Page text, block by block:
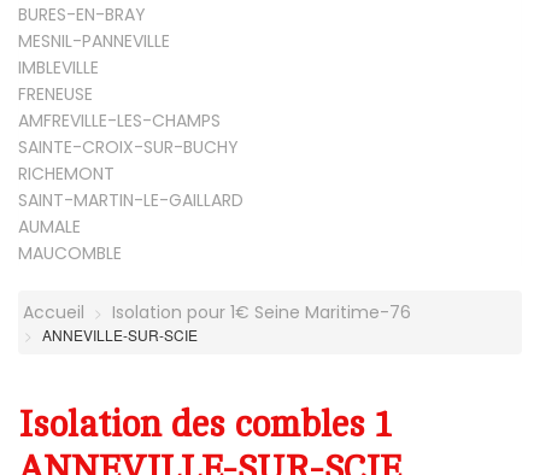
BURES-EN-BRAY
MESNIL-PANNEVILLE
IMBLEVILLE
FRENEUSE
AMFREVILLE-LES-CHAMPS
SAINTE-CROIX-SUR-BUCHY
RICHEMONT
SAINT-MARTIN-LE-GAILLARD
AUMALE
MAUCOMBLE
Accueil Isolation pour 1€ Seine Maritime-76
ANNEVILLE-SUR-SCIE
Isolation des combles 1